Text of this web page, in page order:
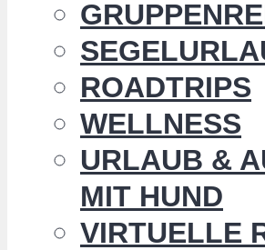
ROADTRIPS
WELLNESS
URLAUB &
MIT HUND
VIRTUELLE